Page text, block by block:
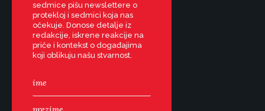
sedmice pišu newslettere o
protekloj i sedmici koja nas
očekuje. Donose detalje iz
redakcije, iskrene reakcije na
priče i kontekst o događajima
koji oblikuju našu stvarnost.